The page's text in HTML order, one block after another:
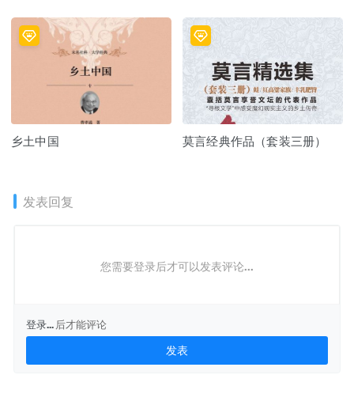
乡土中国 莫言经典作品（套装三册）
发表回复
您需要登录后才可以发表评论...
登录... 后才能评论